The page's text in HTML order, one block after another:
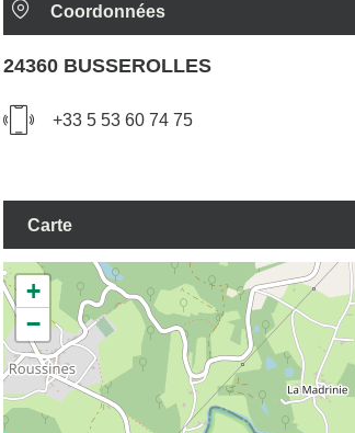
Coordonnées
24360 BUSSEROLLES
+33 5 53 60 74 75
Carte
+
−